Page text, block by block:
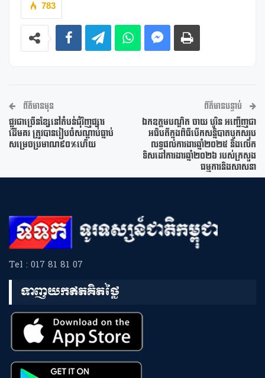
783
ព័ត៌មានមុន
ផ្លូវជាច្រើនខ្សែនៅតំបន់ជុំវិញផ្សារ
ដើមគរ ត្រូវបានរៀបចំសណ្តាប់ធ្នាប់
សម្រេចប្រមាណ៩០%ហើយ
ព័ត៌មានបន្ទាប់
ឯកឧត្ដមបណ្ឌិត ចាយ បូរិន អញ្ជើញជា
អធិបតីក្នុងពិធីបើកសន្និបាតបូកសរុប
លទ្ធផលការងារឆ្នាំ២០២៥ និងលើក
ទិសដៅការងារឆ្នាំ២០២៦ របស់ក្រសួង
ធម្មការនិងសាសនា
Tel : 017 81 81 07
ទាញយកឥតគិតថ្លៃ